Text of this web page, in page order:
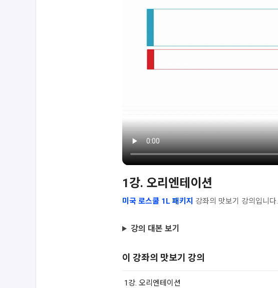
1강. 오리엔테이션
미국 로스쿨 1L 패키지 강좌의 맛보기 강의입니다.
강의 대본 보기
이 강좌의 맛보기 강의
1강. 오리엔테이션